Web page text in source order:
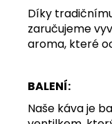
Díky
zaručujeme
aroma, které
BALENÍ:
Naše káva je